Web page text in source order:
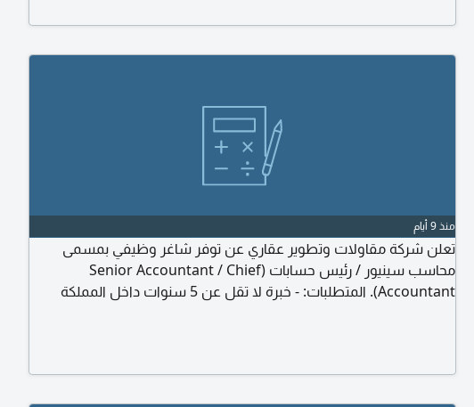
منذ 9 أيام
تعلن شركة مقاولات وتطوير عقاري عن توفر شاغر وظيفي بمسمى
محاسب سينيور / رئيس حسابات (Senior Accountant / Chief
Accountant). المتطلبات: - خبرة لا تقل عن 5 سنوات داخل المملكة
بالحسابات والتقارير المالية. - القدرة على إعداد...